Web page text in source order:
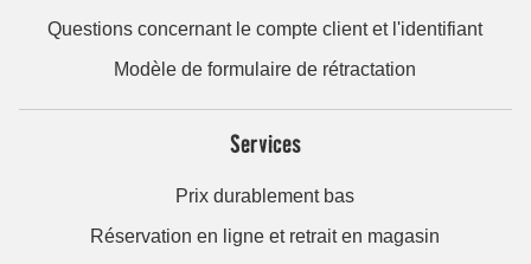
Questions concernant le compte client et l'identifiant
Modèle de formulaire de rétractation
Services
Prix durablement bas
Réservation en ligne et retrait en magasin